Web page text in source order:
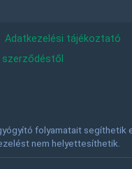
Adatkezelési tájékoztató
szerződéstől
folyamatait segíthetik
nem helyettesíthetik.